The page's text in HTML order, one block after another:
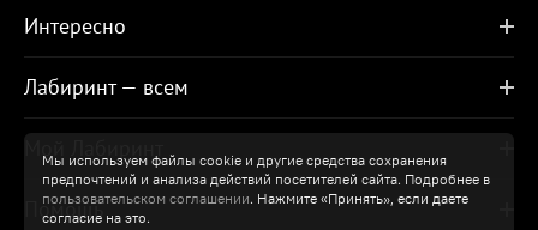
Мы используем файлы cookie и другие средства сохранения
предпочтений и анализа действий посетителей сайта. Подробнее в
пользовательском соглашении. Нажмите «Принять», если даете
согласие на это.
Интересно
Лабиринт — всем
Помощь